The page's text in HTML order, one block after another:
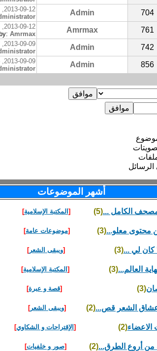
704
Admin
2013-09-12, 8:44 PM
761
Amrmax
2013-09-12, 12:07 PM
Amrmax
742
Admin
2013-09-09, 11:17 PM
856
Admin
2013-09-09, 9:35 PM
أشهر الموضوعات
الكامل ...(5)
[ المكتبة الإسلامية]
محتوى معلو...(3)
[موضوعات عامة]
لي ...(3)
[ويبقى الشعر]
العالم...(3)
[ المكتبة الإسلامية]
(3)
[قصة و عبرة]
عشاق الشعر قص...(2)
[ويبقى الشعر]
الاعضاء(2)
[ الإقتراحات و الشكاوي]
أروع الطرق...(2)
[صور و خلفيات]